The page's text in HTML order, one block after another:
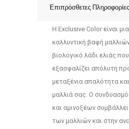
Επιπρόσθετες Πληροφορίες
Η Exclusive Color είναι
καλλυντική βαφή
βιολογικό λάδι ελιάς
εξασφαλίζει απόλυτη
μεταξένια απαλότητα
μαλλιά σας. Ο
και αμινοξέων
των μαλλιών και στην